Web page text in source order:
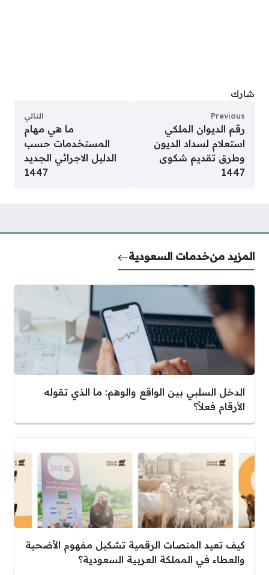
شارك
Previous
رقم الديوان الملكي
استعلام لسداد الديون
وطرق تقديم شكوى
1447
التالي
ما هي مهام
المستخدمات حسب
الدليل الاجرائي الجديد
1447
المزيد منخدمات السعودية
الدخل السلبي بين الواقع والوهم: ما الذي تقوله
الأرقام فعلاً؟
كيف تعيد المنصات الرقمية تشكيل مفهوم الأضحية
والعطاء في المملكة العربية السعودية؟